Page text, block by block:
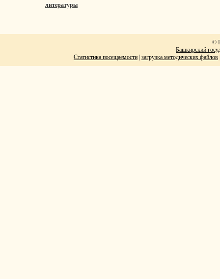
литературы
©
Башкирский
Статистика посещаемости загрузка методических файлов